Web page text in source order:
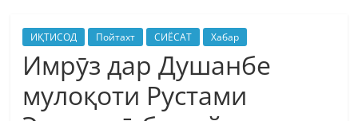
ИҚТИСОД Пойтахт СИЁСАТ Хабар
Имрӯз дар Душанбе
мулоқоти Рустами